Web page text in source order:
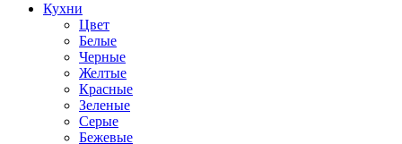
Кухни
Цвет
Белые
Черные
Желтые
Красные
Зеленые
Серые
Бежевые